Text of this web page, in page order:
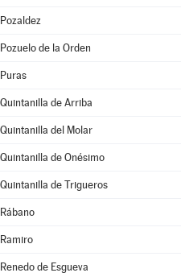
Pozaldez
Pozuelo de la Orden
Puras
Quintanilla de Arriba
Quintanilla del Molar
Quintanilla de Onésimo
Quintanilla de Trigueros
Rábano
Ramiro
Renedo de Esgueva